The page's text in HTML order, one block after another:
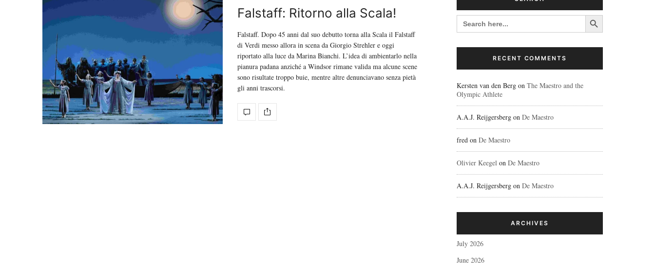
Falstaff: Ritorno alla Scala!
Falstaff. Dopo 45 anni dal suo debutto torna alla Scala il Falstaff
di Verdi messo allora in scena da Giorgio Strehler e oggi
riportato alla luce da Marina Bianchi. L’idea di ambientarlo nella
pianura padana anziché a Windsor rimane valida ma alcune scene
sono risultate troppo buie, mentre altre denunciavano senza pietà
gli anni trascorsi.
SEARCH
FOR:
Search Button
RECENT COMMENTS
Kersten van den Berg on The Maestro and the
Olympic Athlete
A.A.J. Reijgersberg on De Maestro
fred on De Maestro
Olivier Keegel on De Maestro
A.A.J. Reijgersberg on De Maestro
ARCHIVES
July 2026
June 2026